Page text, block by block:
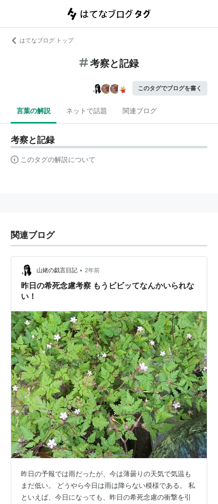
はてなブログ トップ
考察と記録
このタグでブログを書く
言葉の解説 ネットで話題 関連ブログ
考察と記録
このタグの解説について
関連ブログ
山姥の戯言日記 • 2年前
昨日の希死念慮考察 もうビビッてなんかいられな
い！
昨日の予報では雨だったが、今は薄曇りの天気で気温も
まだ低い。 どうやら今日は雨は降らない模様である。 私
といえば、今日になっても、昨日の希死念慮の衝撃を引